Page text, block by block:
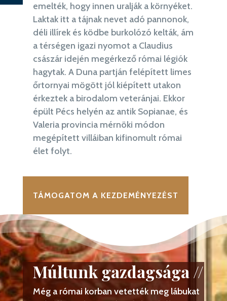
emelték, hogy innen uralják a környéket.
Laktak itt a tájnak nevet adó pannonok,
déli illírek és ködbe burkolózó kelták, ám
a térségen igazi nyomot a Claudius
császár idején megérkező római légiók
hagytak. A Duna partján felépített limes
őrtornyai mögött jól kiépített utakon
érkeztek a birodalom veteránjai. Ekkor
épült Pécs helyén az antik Sopianae, és
Valeria provincia mérnöki módon
megépített villáiban kifinomult római
élet folyt.
TÁMOGATOM A KEZDEMÉNYEZÉST
Múltunk gazdagsága //
Még a római korban vetették meg lábukat